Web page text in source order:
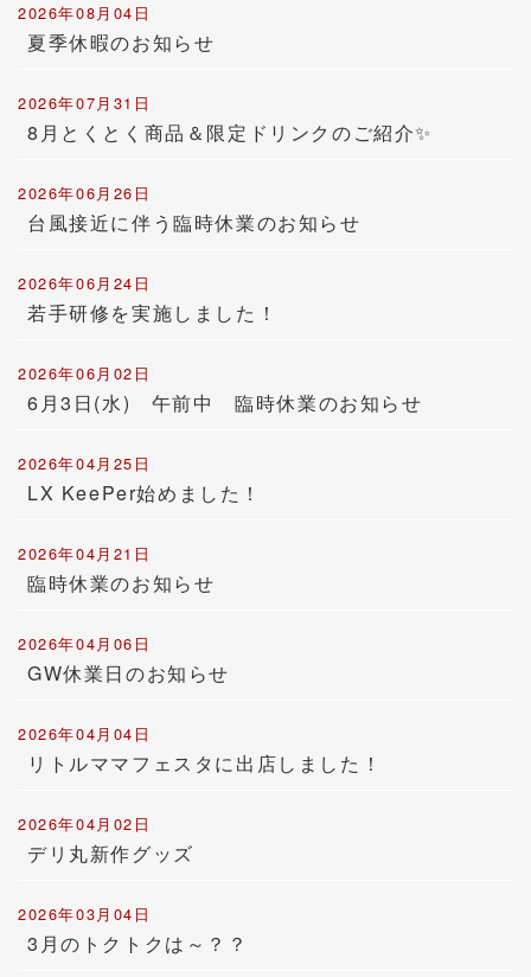
2026年08月04日
夏季休暇のお知らせ
2026年07月31日
8月とくとく商品＆限定ドリンクのご紹介✨
2026年06月26日
台風接近に伴う臨時休業のお知らせ
2026年06月24日
若手研修を実施しました！
2026年06月02日
6月3日(水) 午前中 臨時休業のお知らせ
2026年04月25日
LX KeePer始めました！
2026年04月21日
臨時休業のお知らせ
2026年04月06日
GW休業日のお知らせ
2026年04月04日
リトルママフェスタに出店しました！
2026年04月02日
デリ丸新作グッズ
2026年03月04日
3月のトクトクは～？？